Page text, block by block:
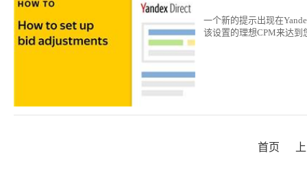
一个新的提示出现在
该设置的理想CPM来达到
首页